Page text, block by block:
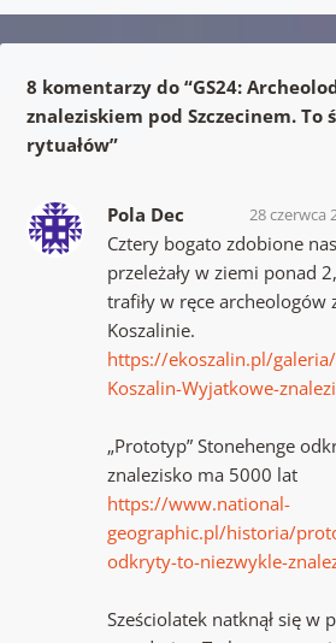
8 komentarzy do “GS24:
znaleziskiem pod Szczecinem. To
rytuałów”
Pola Dec 28 czerwca
Cztery bogato zdobione
przeleżały w ziemi ponad
trafiły w ręce archeologów
Koszalinie.
https://ekoszalin.pl/
Koszalin-Wyjatkowe-
„Prototyp” Stonehenge
znalezisko ma 5000 lat
https://www.national-
geographic.pl/historia/
odkryty-to-niezwykle-
Sześciolatek natknął się w